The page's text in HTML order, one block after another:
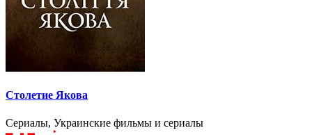
Столетие Якова
Сериалы, Украинские фильмы и сериалы